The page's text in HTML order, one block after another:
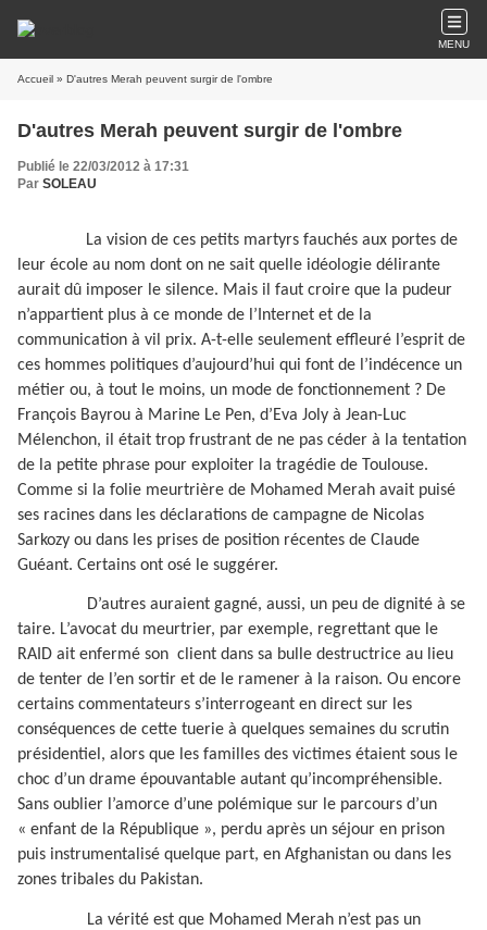
MENU
Accueil » D'autres Merah peuvent surgir de l'ombre
D'autres Merah peuvent surgir de l'ombre
Publié le 22/03/2012 à 17:31
Par SOLEAU
La vision de ces petits martyrs fauchés aux portes de
leur école au nom dont on ne sait quelle idéologie délirante
aurait dû imposer le silence. Mais il faut croire que la pudeur
n’appartient plus à ce monde de l’Internet et de la
communication à vil prix. A-t-elle seulement effleuré l’esprit de
ces hommes politiques d’aujourd’hui qui font de l’indécence un
métier ou, à tout le moins, un mode de fonctionnement ? De
François Bayrou à Marine Le Pen, d’Eva Joly à Jean-Luc
Mélenchon, il était trop frustrant de ne pas céder à la tentation
de la petite phrase pour exploiter la tragédie de Toulouse.
Comme si la folie meurtrière de Mohamed Merah avait puisé
ses racines dans les déclarations de campagne de Nicolas
Sarkozy ou dans les prises de position récentes de Claude
Guéant. Certains ont osé le suggérer.
D’autres auraient gagné, aussi, un peu de dignité à se
taire. L’avocat du meurtrier, par exemple, regrettant que le
RAID ait enfermé son client dans sa bulle destructrice au lieu
de tenter de l’en sortir et de le ramener à la raison. Ou encore
certains commentateurs s’interrogeant en direct sur les
conséquences de cette tuerie à quelques semaines du scrutin
présidentiel, alors que les familles des victimes étaient sous le
choc d’un drame épouvantable autant qu’incompréhensible.
Sans oublier l’amorce d’une polémique sur le parcours d’un
« enfant de la République », perdu après un séjour en prison
puis instrumentalisé quelque part, en Afghanistan ou dans les
zones tribales du Pakistan.
La vérité est que Mohamed Merah n’est pas un